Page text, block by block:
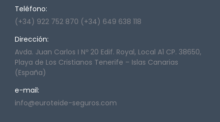
Teléfono:
(+34) 922 752 870 (+34) 649 638 118
Dirección:
Avda. Juan Carlos I Nº 20 Edif. Royal, Local A1 CP. 38650,
Playa de Los Cristianos Tenerife – Islas Canarias
(España)
e-mail:
info@euroteide-seguros.com